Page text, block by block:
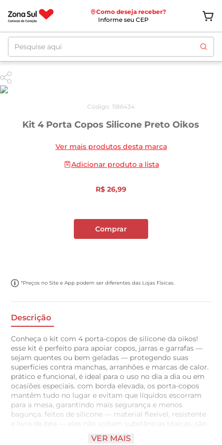
Como deseja receber?
Informe seu CEP
Pesquise aqui
Código: 1186434
Kit 4 Porta Copos Silicone Preto Oikos
Ver mais produtos desta marca
Adicionar produto a lista
R$ 26,99
Comprar
*Preços no Site e App podem ser diferentes das Lojas Físicas.
Descrição
Conheça o kit com 4 porta-copos de silicone da oikos!
esse kit é perfeito para apoiar copos, jarras e garrafas —
sejam quentes ou bem geladas — protegendo suas
superfícies contra manchas, arranhões e marcas de calor.
prático e funcional, é ideal para o uso no dia a dia ou em
ocasiões especiais. com borda elevada, os porta-copos
mantêm tudo no lugar e evitam que líquidos escorram
para a mesa, garantindo mais segurança e menos
bagunça. feitos de silicone — material flexível, resistente
e livre de bpa — eles não soltam substâncias tóxicas, são
seguros para uso alimentar e super duráveis. além disso,
resistem a temperaturas de -40°c a 120°c! leves e fáceis
VER MAIS